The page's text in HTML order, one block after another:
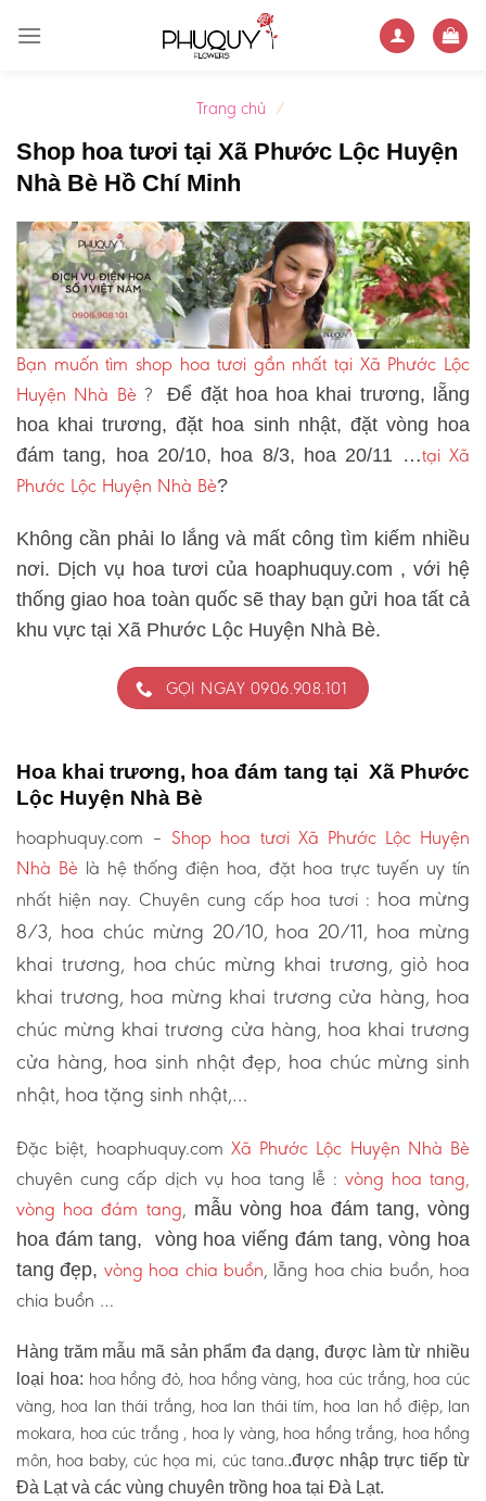
Trang chủ /
Shop hoa tươi tại Xã Phước Lộc Huyện
Nhà Bè Hồ Chí Minh
Bạn muốn tìm shop hoa tươi gần nhất tại Xã Phước Lộc
Huyện Nhà Bè ?Để đặt hoa hoa khai trương, lẵng
hoa khai trương, đặt hoa sinh nhật, đặt vòng hoa
đám tang, hoa 20/10, hoa 8/3, hoa 20/11 …tại Xã
Phước Lộc Huyện Nhà Bè?
Không cần phải lo lắng và mất công tìm kiếm nhiều
nơi. Dịch vụ hoa tươi của hoaphuquy.com , với hệ
thống giao hoa toàn quốc sẽ thay bạn gửi hoa tất cả
khu vực tại Xã Phước Lộc Huyện Nhà Bè.
GỌI NGAY 0906.908.101
Hoa khai trương, hoa đám tang tại Xã Phước
Lộc Huyện Nhà Bè
hoaphuquy.com – Shop hoa tươi Xã Phước Lộc Huyện
Nhà Bè là hệ thống điện hoa, đặt hoa trực tuyến uy tín
nhất hiện nay. Chuyên cung cấp hoa tươi : hoa mừng
8/3, hoa chúc mừng 20/10, hoa 20/11, hoa mừng
khai trương, hoa chúc mừng khai trương, giỏ hoa
khai trương, hoa mừng khai trương cửa hàng, hoa
chúc mừng khai trương cửa hàng, hoa khai trương
cửa hàng, hoa sinh nhật đẹp, hoa chúc mừng sinh
nhật, hoa tặng sinh nhật,…
Đặc biệt, hoaphuquy.com Xã Phước Lộc Huyện Nhà Bè
chuyên cung cấp dịch vụ hoa tang lễ : vòng hoa tang,
vòng hoa đám tang, mẫu vòng hoa đám tang, vòng
hoa đám tang, vòng hoa viếng đám tang, vòng hoa
tang đẹp, vòng hoa chia buồn, lẵng hoa chia buồn, hoa
chia buồn …
Hàng trăm mẫu mã sản phẩm đa dạng, được làm từ nhiều
loại hoa: hoa hồng đỏ, hoa hồng vàng, hoa cúc trắng, hoa cúc
vàng, hoa lan thái trắng, hoa lan thái tím, hoa lan hồ điệp, lan
mokara, hoa cúc trắng , hoa ly vàng, hoa hồng trắng, hoa hồng
môn, hoa baby, cúc họa mi, cúc tana..được nhập trực tiếp từ
Đà Lạt và các vùng chuyên trồng hoa tại Đà Lạt.